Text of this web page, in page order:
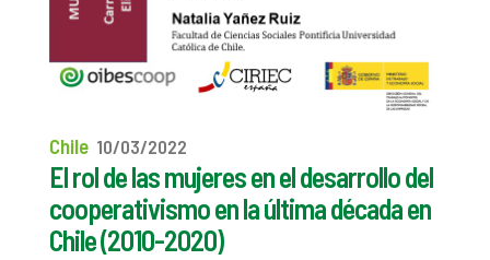
Chile 10/03/2022
El rol de las mujeres en el desarrollo del
cooperativismo en la última década en
Chile (2010-2020)